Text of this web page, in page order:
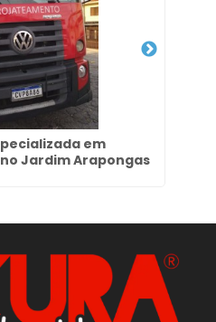
em
Jardim Arapongas